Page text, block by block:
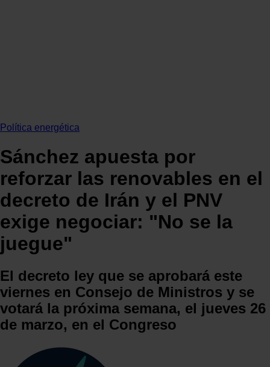
Política energética
Sánchez apuesta por
reforzar las renovables en el
decreto de Irán y el PNV
exige negociar: "No se la
juegue"
El decreto ley que se aprobará este
viernes en Consejo de Ministros y se
votará la próxima semana, el jueves 26
de marzo, en el Congreso